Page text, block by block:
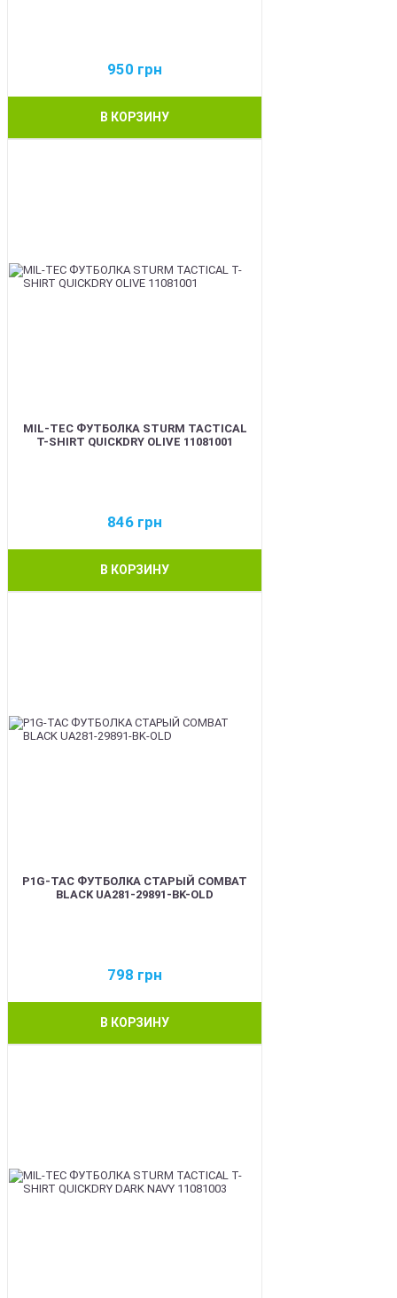
950 грн
В КОРЗИНУ
MIL-TEC ФУТБОЛКА STURM TACTICAL
T-SHIRT QUICKDRY OLIVE 11081001
846 грн
В КОРЗИНУ
P1G-TAC ФУТБОЛКА СТАРЫЙ COMBAT
BLACK UA281-29891-BK-OLD
798 грн
В КОРЗИНУ